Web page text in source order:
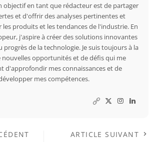
objectif en tant que rédacteur est de partager
et d'offrir des analyses pertinentes et
produits et les tendances de l'industrie. En
j'aspire à créer des solutions innovantes
de la technologie. Je suis toujours à la
nouvelles opportunités et de défis qui me
d'approfondir mes connaissances et de
mes compétences.
ARTICLE SUIVANT